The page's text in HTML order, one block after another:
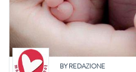
BYREDAZIONE